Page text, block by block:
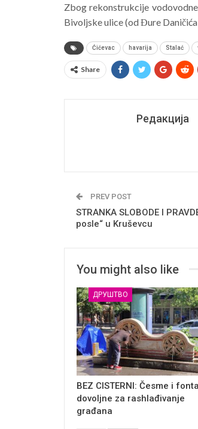
Zbog rekonstrukcije
Bivoljske ulice (od Đure
Ćićevac havarija Stalać
Share
Редакција
PREV POST
STRANKA SLOBODE I
posle“ u Kruševcu
You might also like
ДРУШТВО
BEZ CISTERNI: Česme i
dovoljne za rashlađivanje
građana